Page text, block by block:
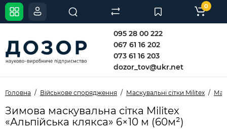
095 28 00 222
067 61 16 202
073 61 16 203
dozor_tov@ukr.net
0
Головна Військове спорядження Маскувальні сітки Militex
Зимова маскувальна сітка Militex
«Альпійська клякса» 6×10 м (60м²)